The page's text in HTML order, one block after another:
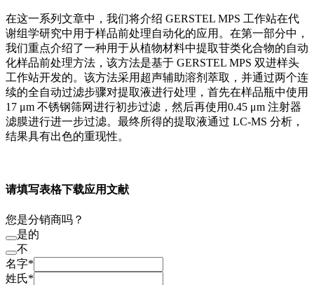
在这一系列文章中，我们将介绍 GERSTEL MPS 工作站在代
谢组学研究中用于样品前处理自动化的应用。在第一部分中，
我们重点介绍了一种用于从植物材料中提取苷类化合物的自动
化样品前处理方法，该方法是基于 GERSTEL MPS 双进样头
工作站开发的。该方法采用超声辅助溶剂萃取，并通过两个连
续的全自动过滤步骤对提取液进行处理，首先在样品瓶中使用
17 μm 不锈钢筛网进行初步过滤，然后再使用0.45 μm 注射器
滤膜进行进一步过滤。最终所得的提取液通过 LC-MS 分析，
结果具有出色的重现性。
请填写表格下载应用文献
您是分销商吗？
是的
不
名字*
姓氏*